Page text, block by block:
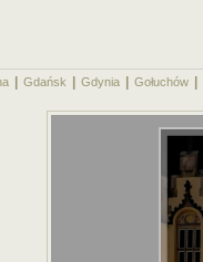
Gdańsk Gdynia Gołuchów